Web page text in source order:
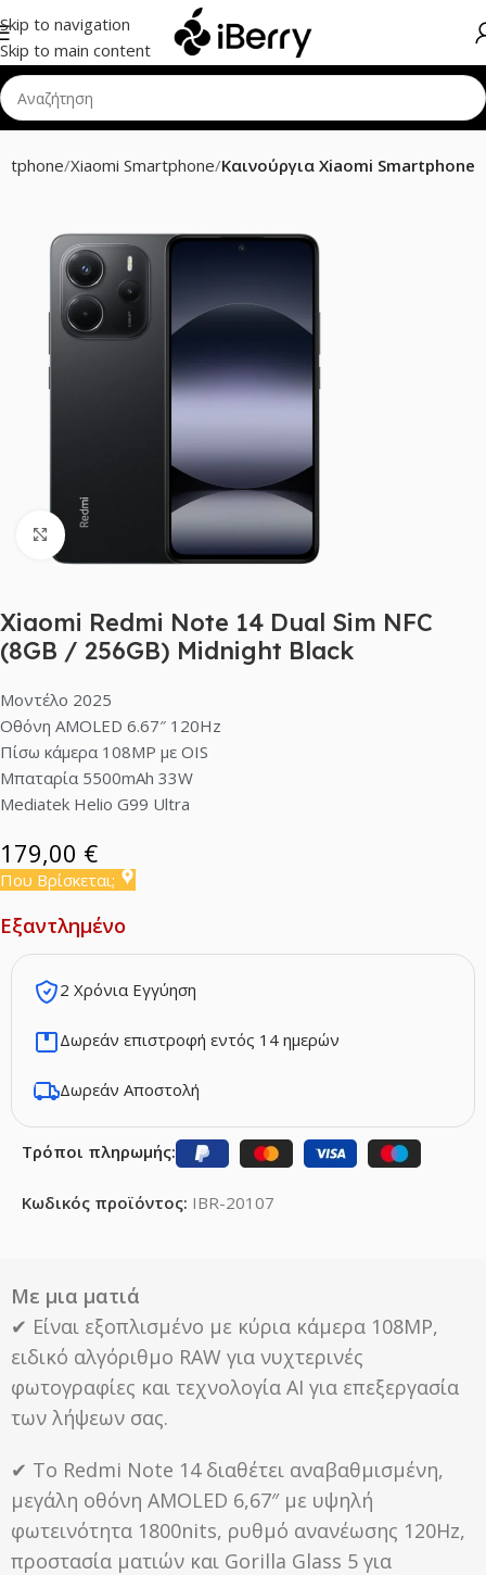
Skip to navigation
Skip to main content
Xiaomi Smartphone Καινούργια Xiaomi Smartphone
Click to enlarge
Xiaomi Redmi Note 14 Dual Sim NFC
(8GB / 256GB) Midnight Black
Μοντέλο 2025
Οθόνη AMOLED 6.67″ 120Hz
Πίσω κάμερα 108MP με OIS
Μπαταρία 5500mAh 33W
Mediatek Helio G99 Ultra
179,00 €
Που Βρίσκεται;
Τρόποι πληρωμής:
Κωδικός προϊόντος: IBR-20107
2 Χρόνια Εγγύηση
Δωρεάν επιστροφή εντός 14 ημερών
Δωρεάν Αποστολή
Εξαντλημένο
Με μια ματιά
✔ Είναι εξοπλισμένο με κύρια κάμερα 108MP,
ειδικό αλγόριθμο RAW για νυχτερινές
φωτογραφίες και τεχνολογία ΑΙ για επεξεργασία
των λήψεων σας.
✔ Το Redmi Note 14 διαθέτει αναβαθμισμένη,
μεγάλη οθόνη AMOLED 6,67″ με υψηλή
φωτεινότητα 1800nits, ρυθμό ανανέωσης 120Hz,
προστασία ματιών και Gorilla Glass 5 για